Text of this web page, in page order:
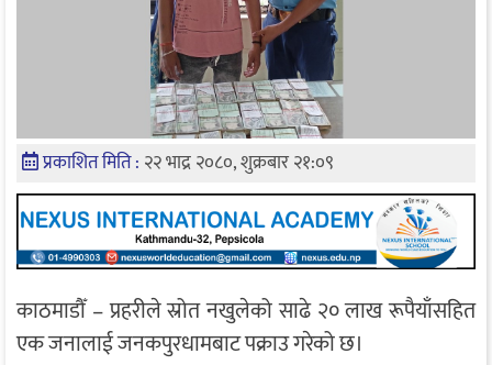
प्रकाशित मिति : २२ भाद्र २०८०, शुक्रबार २१:०९
काठमाडौँ – प्रहरीले स्रोत नखुलेको साढे २० लाख रूपैयाँसहित
एक जनालाई जनकपुरधामबाट पक्राउ गरेको छ।